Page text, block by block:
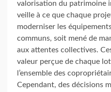
valorisation du patrimoine
veille à ce que chaque
moderniser les
communs, soit mené de
aux attentes collectives.
valeur perçue de chaque
l’ensemble des
Cependant, des décisions